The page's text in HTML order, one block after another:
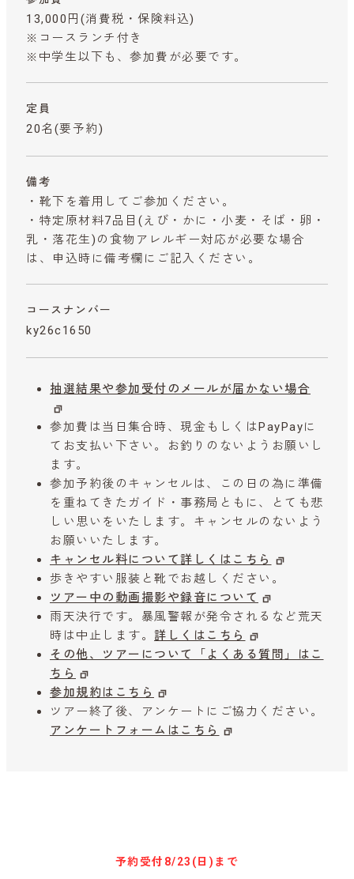
13,000円 (消費税・保険料込)
※コースランチ付き
※中学生以下も、参加費が必要です。
定員
20名(要予約)
備考
・靴下を着用してご参加ください。
・特定原材料7品目(えび・かに・小麦・そば・卵・
乳・落花生)の食物アレルギー対応が必要な場合
は、申込時に備考欄にご記入ください。
コースナンバー
ky26c1650
抽選結果や参加受付のメールが届かない場合
参加費は当日集合時、現金もしくはPayPayに
てお支払い下さい。お釣りのないようお願いし
ます。
参加予約後のキャンセルは、この日の為に準備
を重ねてきたガイド・事務局ともに、とても悲
しい思いをいたします。キャンセルのないよう
お願いいたします。
キャンセル料について詳しくはこちら
歩きやすい服装と靴でお越しください。
ツアー中の動画撮影や録音について
雨天決行です。暴風警報が発令されるなど荒天
時は中止します。 詳しくはこちら
その他、ツアーについて「よくある質問」はこ
ちら
参加規約はこちら
ツアー終了後、アンケートにご協力ください。
アンケートフォームはこちら
予約受付 8/23(日)まで